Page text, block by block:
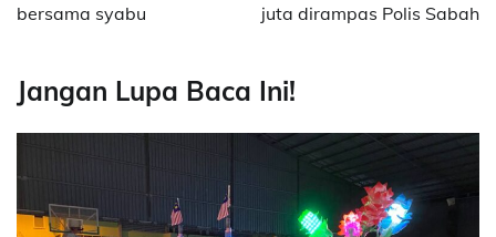
bersama syabu
juta dirampas Polis Sabah
Jangan Lupa Baca Ini!